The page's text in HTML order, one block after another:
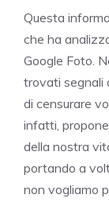
Questa
che ha
Google Foto.
trovati segnali
di censurare
infatti,
della nostra
portando a
non vogliamo